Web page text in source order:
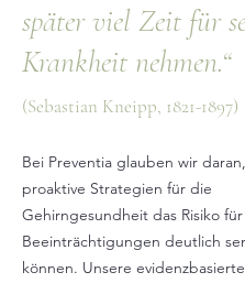
später viel Zeit für
Krankheit nehmen.“
(Sebastian Kneipp, 1821-1897)
Bei Preventia glauben wir
proaktive Strategien für die
Gehirngesundheit das Risiko
Beeinträchtigungen deutlich
können. Unsere